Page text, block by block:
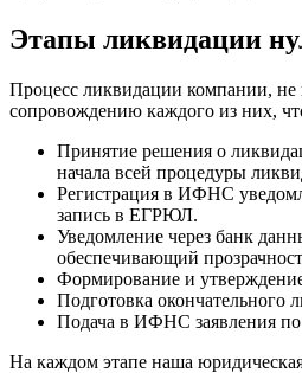
Этапы ликвидации
Процесс ликвидации компании, не
сопровождению каждого из них,
Принятие решения о
начала всей процедуры
Регистрация в ИФНС
запись в ЕГРЮЛ.
Уведомление через банк
обеспечивающий
Формирование и
Подготовка окончательного
Подача в ИФНС заявления
На каждом этапе наша